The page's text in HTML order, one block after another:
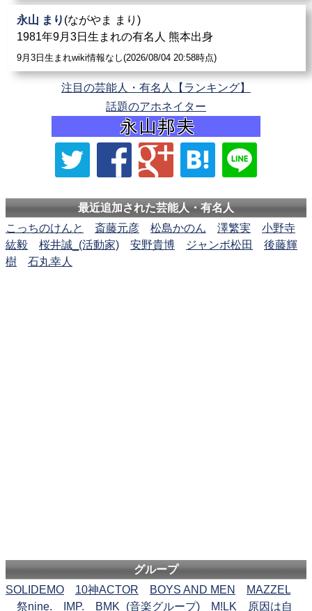
永山 まり (ながやま まり)
1981年9月3日生まれの有名人 熊本出身
9月3日生まれwiki情報なし(2026/08/04 20:58時点)
注目の芸能人・有名人【ランキング】
話題のアホネイター
最近追加された芸能人・有名人
こっちのけんと
斎藤元彦 松島かのん 澤繁実
小野寺
紘毅
桜井誠_(活動家) 安野貴博 ジャンボ松田
後藤輝
樹
石丸幸人
グループ
SOLIDEMO
10神ACTOR BOYS AND MEN
MAZZEL
祭nine.
IMP. BMK_(音楽グループ) M!LK
原因は自